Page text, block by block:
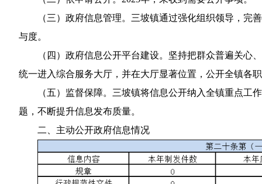
（三）政府信息管理。三坡镇通过强化组织领导，
与度。
（四）政府信息公开平台建设。坚持把群众普遍关
统一进入综合服务大厅，并在大厅显著位置，公开全镇各
（五）监督保障。三坡镇将信息公开纳入全镇重点
题，不断提升信息发布质量。
二、主动公开政府信息情况